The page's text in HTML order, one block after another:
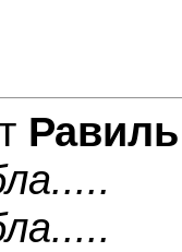
Равиль